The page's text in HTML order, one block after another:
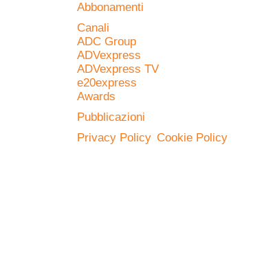
Abbonamenti
Canali
ADC Group
ADVexpress
ADVexpress TV
e20express
Awards
Pubblicazioni
Privacy Policy Cookie Policy